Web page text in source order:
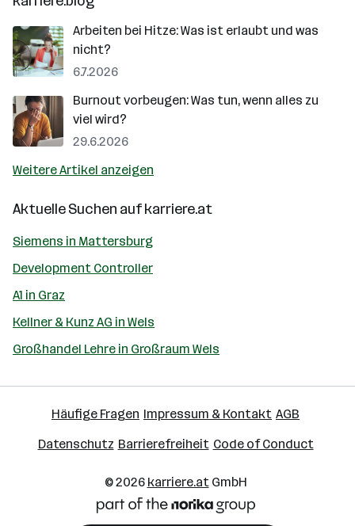
Arbeiten bei Hitze: Was ist erlaubt und was
nicht?
6.7.2026
Burnout vorbeugen: Was tun, wenn alles zu
viel wird?
29.6.2026
Weitere Artikel anzeigen
Aktuelle Suchen aufkarriere.at
Siemens in Mattersburg
Development Controller
A1 in Graz
Kellner & Kunz AG in Wels
Großhandel Lehre in Großraum Wels
Häufige Fragen Impressum & Kontakt AGB
Datenschutz Barrierefreiheit Code of Conduct
© 2026 karriere.atGmbH